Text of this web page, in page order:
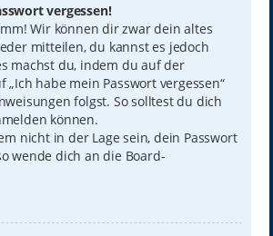
vergessen!
Wir können dir zwar dein altes
mitteilen, du kannst es jedoch
machst du, indem du auf der
„Ich habe mein Passwort vergessen“
folgst. So solltest du dich
können.
nicht in der Lage sein, dein Passwort
wende dich an die Board-